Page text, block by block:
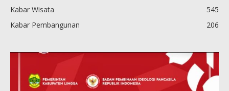
Kabar Wisata
545
Kabar Pembangunan
206